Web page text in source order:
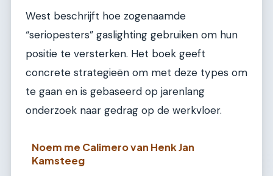
West beschrijft hoe zogenaamde
“seriopesters” gaslighting gebruiken om hun
positie te versterken. Het boek geeft
concrete strategieën om met deze types om
te gaan en is gebaseerd op jarenlang
onderzoek naar gedrag op de werkvloer.
Noem me Calimero van Henk Jan
Kamsteeg